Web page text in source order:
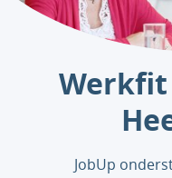
Werkfit
JobUp